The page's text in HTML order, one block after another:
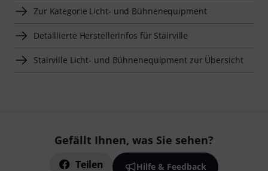
Zur Kategorie Licht- und Bühnenequipment
Detaillierte Herstellerinfos für Stairville
Stairville Licht- und Bühnenequipment zur Übersicht
Gefällt Ihnen, was Sie sehen?
Teilen Hilfe & Feedback